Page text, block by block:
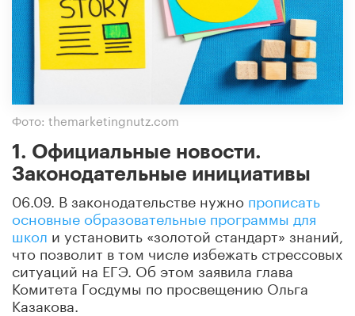
Фото: themarketingnutz.com
1. Официальные новости.
Законодательные инициативы
06.09. В законодательстве нужно прописать
основные образовательные программы для
школ и установить «золотой стандарт» знаний,
что позволит в том числе избежать стрессовых
ситуаций на ЕГЭ. Об этом заявила глава
Комитета Госдумы по просвещению Ольга
Казакова.